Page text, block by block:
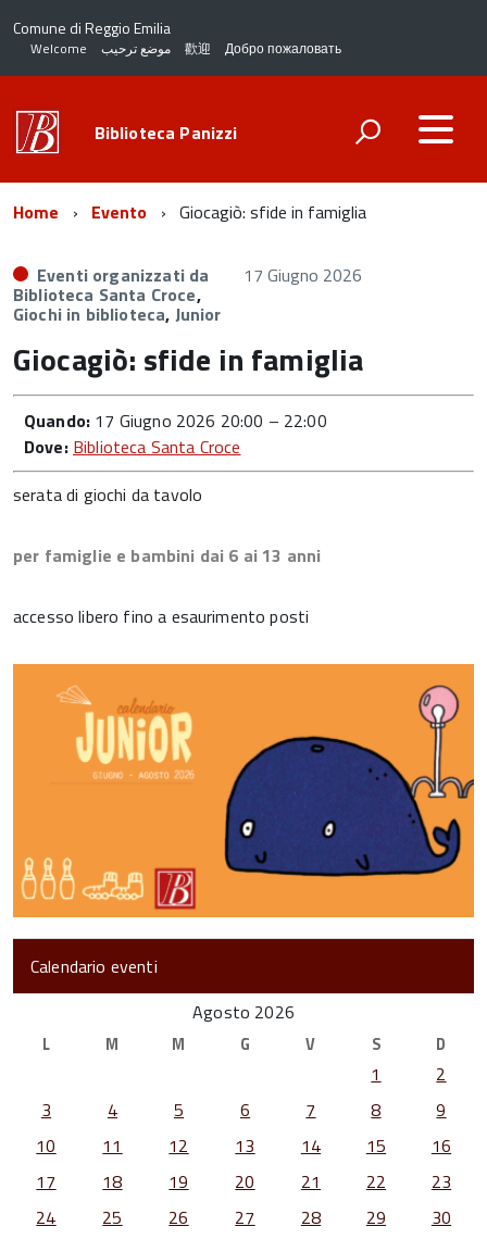
Comune di Reggio Emilia
Welcome موضع ترحيب 歡迎 Добро пожаловать
Biblioteca Panizzi
Home Evento Giocagiò: sfide in famiglia
Eventi organizzati da
Biblioteca Santa Croce,
Giochi in biblioteca, Junior
17 Giugno 2026
Giocagiò: sfide in famiglia
Quando: 17 Giugno 2026 20:00 – 22:00
Dove: Biblioteca Santa Croce
serata di giochi da tavolo
per famiglie e bambini dai 6 ai 13 anni
accesso libero fino a esaurimento posti
Calendario eventi
Agosto 2026
L M M G V S D
1
2
3
4 5 6 7 8
9
10
11 12 13 14 15
16
17
18 19 20 21 22
23
24
25 26 27 28 29
30